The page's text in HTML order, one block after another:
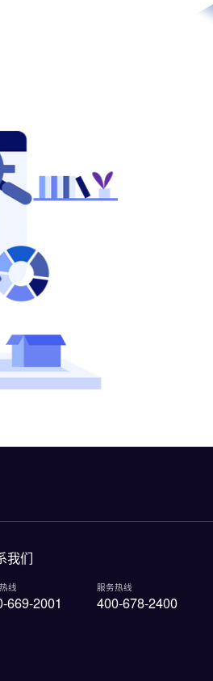
我们
线
669-2001
服务热线
400-678-2400